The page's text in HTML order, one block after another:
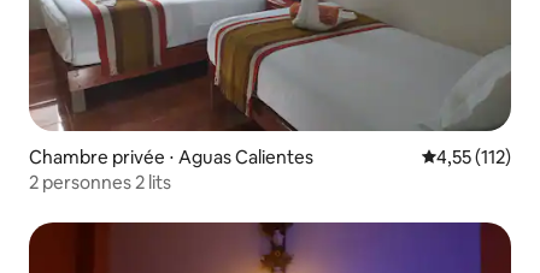
Chambre privée ⋅ Aguas Calientes Évaluation
4,55 (112)
2 personnes 2 lits